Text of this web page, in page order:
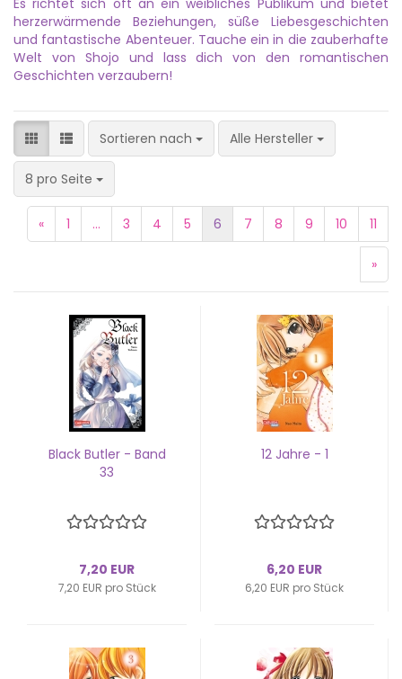
Es richtet sich oft an ein weibliches Publikum und bietet
herzerwärmende Beziehungen, süße Liebesgeschichten
und fantastische Abenteuer. Tauche ein in die zauberhafte
Welt von Shojo und lass dich von den romantischen
Geschichten verzaubern!
Sortieren nach
Sortieren nach Alle Hersteller
8 pro Seite
pro Seite
« 1 ... 3 4 5 6 7 8 9 10 11
»
Black But­ler - Band
33
7,20 EUR
7,20 EUR pro Stück
12 Jahre - 1
6,20 EUR
6,20 EUR pro Stück